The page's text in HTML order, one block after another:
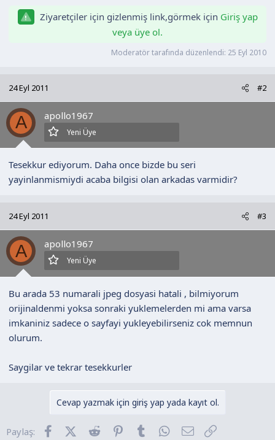
a
n
Ziyaretçiler için gizlenmiş link,görmek için Giriş yap
veya üye ol.
Moderatör tarafında düzenlendi: 25 Eyl 2010
24 Eyl 2011 #2
A apollo1967
Yeni Üye
Tesekkur ediyorum. Daha once bizde bu seri
yayinlanmismiydi acaba bilgisi olan arkadas varmidir?
24 Eyl 2011 #3
A apollo1967
Yeni Üye
Bu arada 53 numarali jpeg dosyasi hatali , bilmiyorum
orijinaldenmi yoksa sonraki yuklemelerden mi ama varsa
imkaniniz sadece o sayfayi yukleyebilirseniz cok memnun
olurum.
Saygilar ve tekrar tesekkurler
Cevap yazmak için giriş yap yada kayıt ol.
Paylaş: FacebookX (Twitter)
Reddit Pinterest
Tumblr WhatsApp
E-posta